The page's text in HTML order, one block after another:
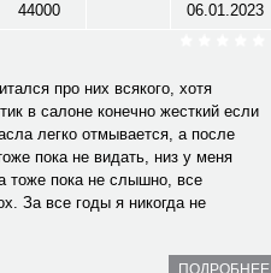
44000 06.01.2023
про них всякого, хотя
в салоне конечно жесткий если
легко отмывается, а после
пока не видать, низ у меня
тоже пока не слышно, все
За все годы я никогда не
ПОДРОБНЕЕ